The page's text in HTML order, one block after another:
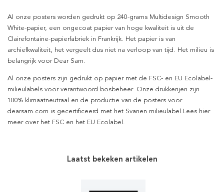
Al onze posters worden gedrukt op 240-grams Multidesign Smooth
White-papier, een ongecoat papier van hoge kwaliteit is uit de
Clairefontaine-papierfabriek in Frankrijk. Het papier is van
archiefkwaliteit, het vergeelt dus niet na verloop van tijd. Het milieu is
belangrijk voor Dear Sam.
Al onze posters zijn gedrukt op papier met de FSC- en EU Ecolabel-
milieulabels voor verantwoord bosbeheer. Onze drukkerijen zijn
100% klimaatneutraal en de productie van de posters voor
dearsam.com is gecertificeerd met het Svanen milieulabel.Lees hier
meer over het FSC en het EU Ecolabel.
Laatst bekeken artikelen